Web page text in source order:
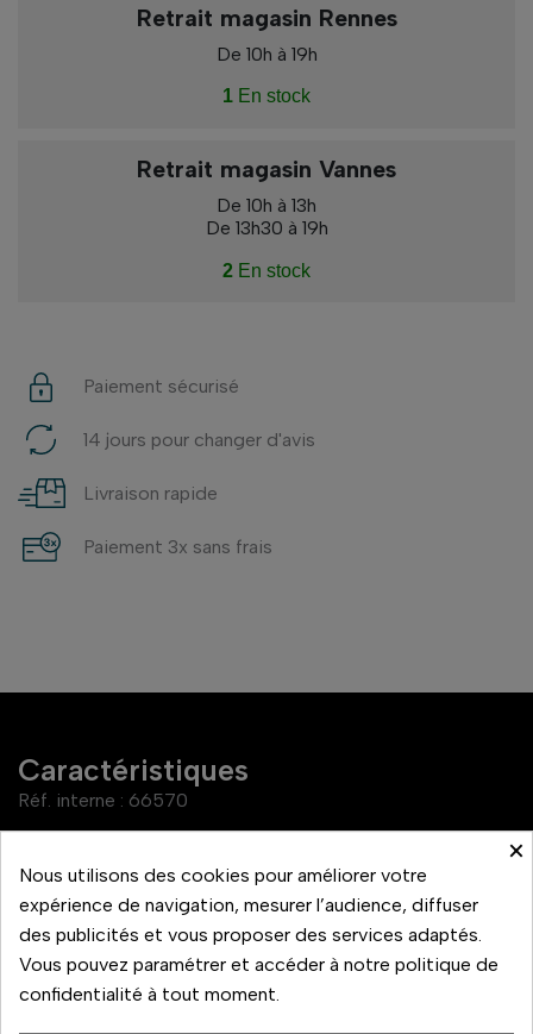
Retrait magasin Rennes
De 10h à 19h
1 En stock
Retrait magasin Vannes
De 10h à 13h
De 13h30 à 19h
2 En stock
Paiement sécurisé
14 jours pour changer d'avis
Livraison rapide
Paiement 3x sans frais
Caractéristiques
Réf. interne : 66570
Couleur Argent, Noir
Avec une capacité de 1800 mAh, la batterie du Leica M11,
×
Nous utilisons des cookies pour améliorer votre
expérience de navigation, mesurer l’audience, diffuser
des publicités et vous proposer des services adaptés.
Vous pouvez paramétrer et accéder à notre politique de
confidentialité à tout moment.